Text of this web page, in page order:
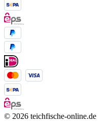
© 2026 teichfische-online.de